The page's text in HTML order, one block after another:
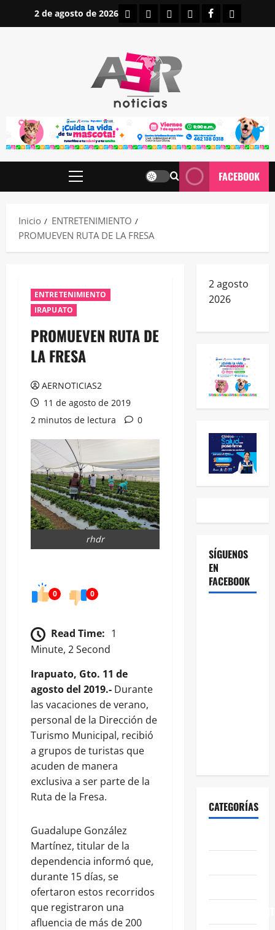
2 de agosto de 2026 INICIOIRAPUATO
ESTATALES
NACIONALES
FACEBOOK
Menú
FACEBOOK
Inicio
ENTRETENIMIENTO
PROMUEVEN RUTA DE LA FRESA
ENTRETENIMIENTO
IRAPUATO
PROMUEVEN RUTA DE
LA FRESA
AERNOTICIAS2
11 de agosto de 2019
2 minutos de lectura
0
rhdr
0 0
Read Time: 1
Minute, 2 Second
Irapuato, Gto. 11 de
agosto del 2019.- Durante
las vacaciones de verano,
personal de la Dirección de
Turismo Municipal, recibió
a grupos de turistas que
acuden de manera
exclusiva a ser parte de la
Ruta de la Fresa.
Guadalupe González
Martínez, titular de la
dependencia informó que,
durante 15 días, se
ofertaron estos recorridos
que registraron una
afluencia de más de 200
2 agosto
2026
SÍGUENOS
EN
FACEBOOK
CATEGORÍAS